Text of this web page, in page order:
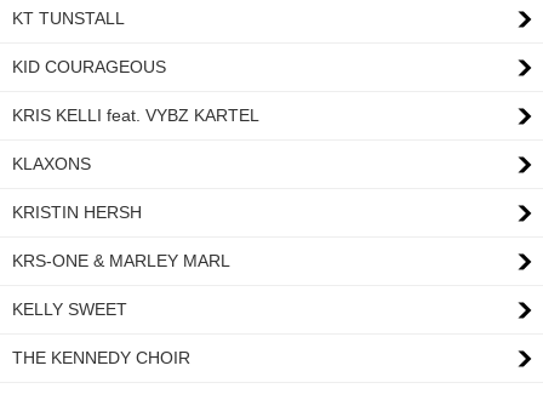
KT TUNSTALL
KID COURAGEOUS
KRIS KELLI feat. VYBZ KARTEL
KLAXONS
KRISTIN HERSH
KRS-ONE & MARLEY MARL
KELLY SWEET
THE KENNEDY CHOIR